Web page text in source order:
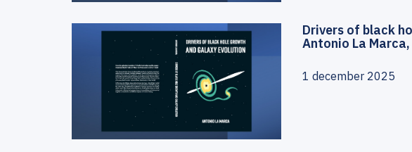
Drivers of black
Antonio La Marca,
1 december 2025